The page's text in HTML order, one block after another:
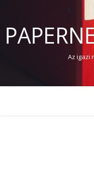
Az igazi